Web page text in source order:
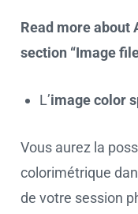
Read more about
section “Image
L’image color
Vous aurez la
colorimétrique
de votre session